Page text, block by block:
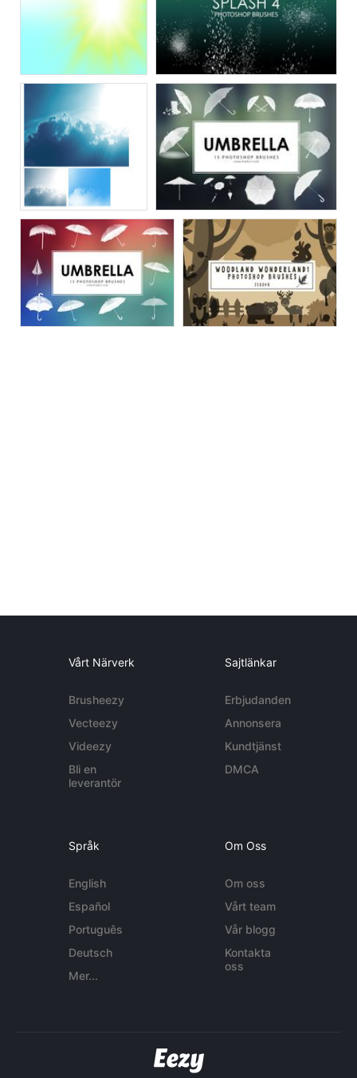
Vårt Närverk
Brusheezy
Vecteezy
Videezy
Bli en
leverantör
Sajtlänkar
Erbjudanden
Annonsera
Kundtjänst
DMCA
Språk
English
Español
Português
Deutsch
Mer...
Om Oss
Om oss
Vårt team
Vår blogg
Kontakta
oss